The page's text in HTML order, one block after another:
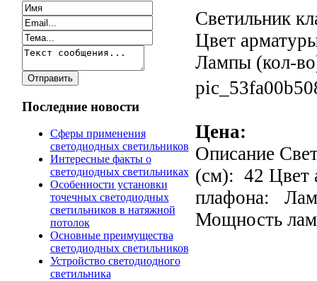
Последние новости
Сферы применения
светодиодных светильников
Интересные факты о
светодиодных светильниках
Особенности установки
точечных светодиодных
светильников в натяжной
потолок
Основные преимущества
светодиодных светильников
Устройство светодиодного
светильника
Светильник
Цвет
Лампы (кол-
Цена:
Описание
(см): 42 Цвет
плафона:
Мощность